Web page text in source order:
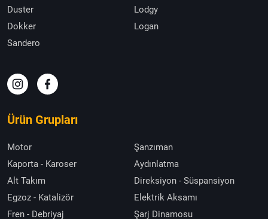
Duster
Lodgy
Dokker
Logan
Sandero
Ürün Grupları
Motor
Şanzıman
Kaporta - Karoser
Aydınlatma
Alt Takım
Direksiyon - Süspansiyon
Egzoz - Katalizör
Elektrik Aksamı
Fren - Debriyaj
Şarj Dinamosu